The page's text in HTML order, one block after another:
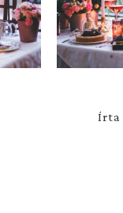
Írta